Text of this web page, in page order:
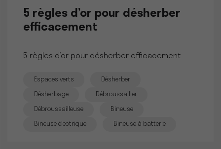
5 règles d’or pour désherber
efficacement
5 règles d’or pour désherber efficacement
Espaces verts Désherber
Désherbage Débroussailler
Débroussailleuse Bineuse
Bineuse électrique Bineuse à batterie